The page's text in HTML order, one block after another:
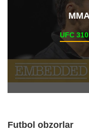
ММА
UFC
Futbol obzorlar